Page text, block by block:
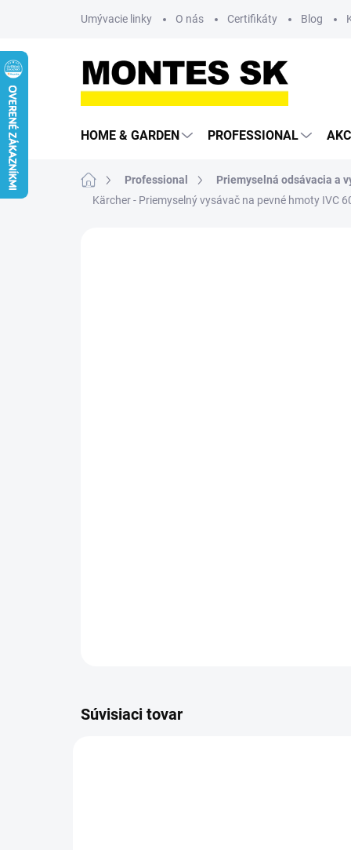
Umývacie linky O nás Certifikáty Blog
HOME & GARDEN PROFESSIONAL
DomovProfessional Priemyselná odsávacia a
Kärcher - Priemyselný vysávač na pevné hmoty IVC
Súvisiaci tovar